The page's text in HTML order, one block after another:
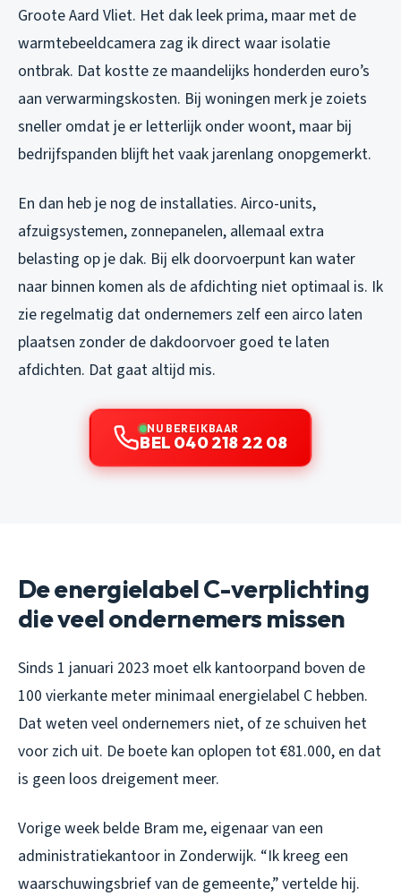
Groote Aard Vliet. Het dak leek prima, maar met de
warmtebeeldcamera zag ik direct waar isolatie
ontbrak. Dat kostte ze maandelijks honderden euro’s
aan verwarmingskosten. Bij woningen merk je zoiets
sneller omdat je er letterlijk onder woont, maar bij
bedrijfspanden blijft het vaak jarenlang onopgemerkt.
En dan heb je nog de installaties. Airco-units,
afzuigsystemen, zonnepanelen, allemaal extra
belasting op je dak. Bij elk doorvoerpunt kan water
naar binnen komen als de afdichting niet optimaal is. Ik
zie regelmatig dat ondernemers zelf een airco laten
plaatsen zonder de dakdoorvoer goed te laten
afdichten. Dat gaat altijd mis.
NU BEREIKBAAR
BEL 040 218 22 08
De energielabel C-verplichting
die veel ondernemers missen
Sinds 1 januari 2023 moet elk kantoorpand boven de
100 vierkante meter minimaal energielabel C hebben.
Dat weten veel ondernemers niet, of ze schuiven het
voor zich uit. De boete kan oplopen tot €81.000, en dat
is geen loos dreigement meer.
Vorige week belde Bram me, eigenaar van een
administratiekantoor in Zonderwijk. “Ik kreeg een
waarschuwingsbrief van de gemeente,” vertelde hij.